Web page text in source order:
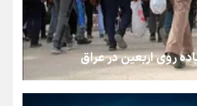
برای شنیدن صدای رئیس‌جمهوری
مردم